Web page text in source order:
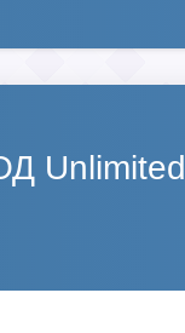
Unlimited